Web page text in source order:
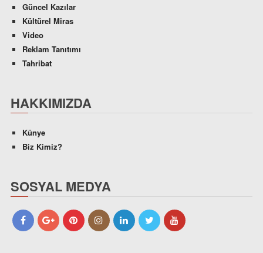
Güncel Kazılar
Kültürel Miras
Video
Reklam Tanıtımı
Tahribat
HAKKIMIZDA
Künye
Biz Kimiz?
SOSYAL MEDYA